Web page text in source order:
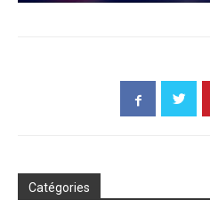
Catégories